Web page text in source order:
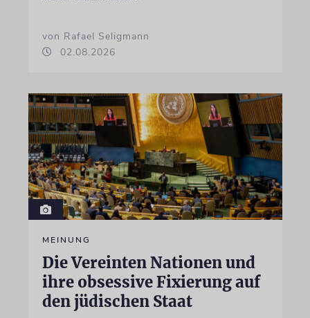
von Rafael Seligmann
02.08.2026
MEINUNG
Die Vereinten Nationen und
ihre obsessive Fixierung auf
den jüdischen Staat